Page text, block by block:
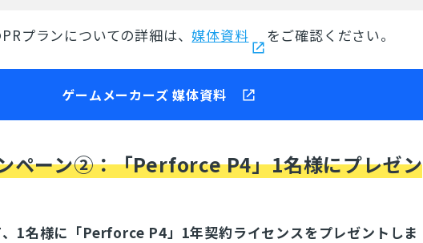
プランについての詳細は、媒体資料 をご確認ください。
ゲームメーカーズ 媒体資料
ペーン②：「Perforce P4」1名様にプレゼン
1名様に「Perforce P4」1年契約ライセンスをプレゼントしま